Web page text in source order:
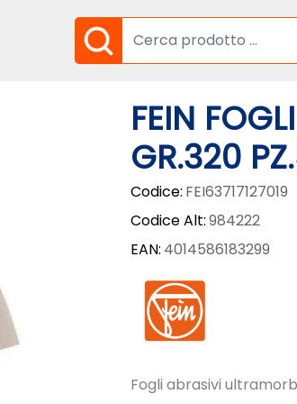
FEIN
GR.320
Codice: FEI63717127019
Codice Alt:984222
EAN: 4014586183299
Fogli abrasivi